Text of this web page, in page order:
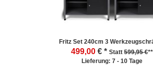
Fritz Set 240cm 3
499,00 € * Statt 599,95 €**
Lieferung: 7 - 10 Tage